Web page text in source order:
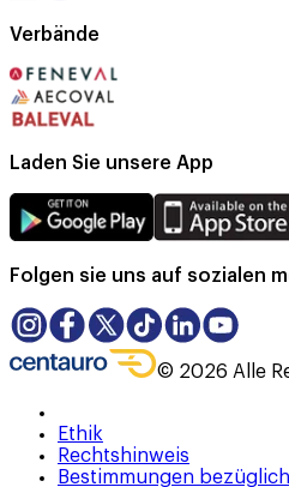
Verbände
Laden Sie unsere App
Folgen sie uns auf sozialen
© 2026 Alle
Ethik
Rechtshinweis
Bestimmungen